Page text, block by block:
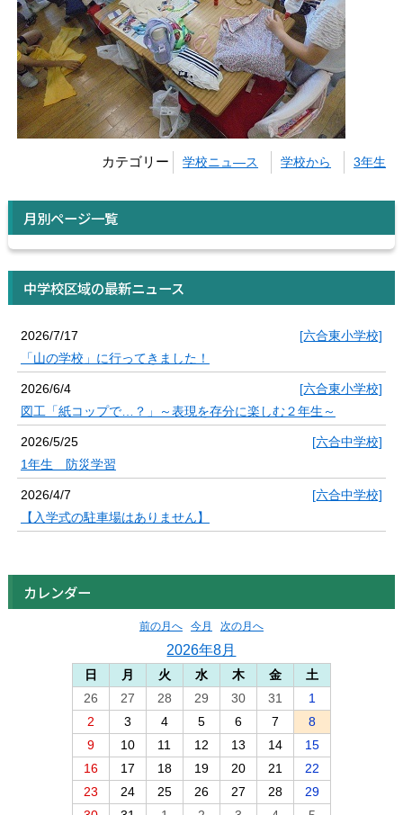
カテゴリー 学校ニュ―ス 学校から 3年生
月別ページ一覧
中学校区域の最新ニュース
2026/7/17
[六合東小学校]
「山の学校」に行ってきました！
2026/6/4
[六合東小学校]
図工「紙コップで…？」～表現を存分に楽しむ２年生～
2026/5/25
[六合中学校]
1年生 防災学習
2026/4/7
[六合中学校]
【入学式の駐車場はありません】
カレンダー
前の月へ 今月 次の月へ
2026年8月
日 月 火 水 木 金
土
26
27 28 29 30 31
1
2
3 4 5 6 7
8
9
10 11 12 13 14
15
16
17 18 19 20 21
22
23
24 25 26 27 28
29